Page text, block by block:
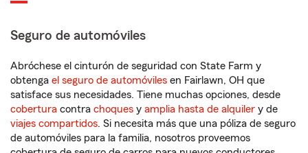
Seguro de automóviles
Abróchese el cinturón de seguridad con State Farm y
obtenga el seguro de automóviles en Fairlawn, OH que
satisface sus necesidades. Tiene muchas opciones, desde
cobertura contra choques y amplia hasta de alquiler y de
viajes compartidos. Si necesita más que una póliza de seguro
de automóviles para la familia, nosotros proveemos